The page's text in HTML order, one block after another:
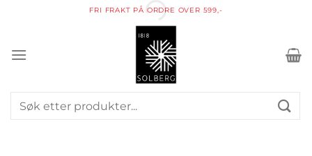
FRI FRAKT PÅ ORDRE OVER 599,-
Søk
etter: